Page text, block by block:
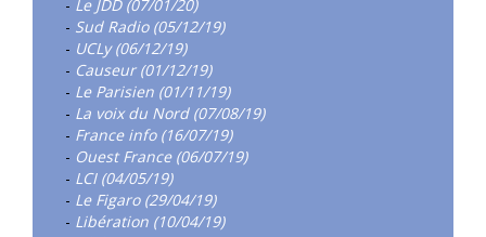
- Le JDD (07/01/20)
- Sud Radio (05/12/19)
- UCLy (06/12/19)
- Causeur (01/12/19)
- Le Parisien (01/11/19)
- La voix du Nord (07/08/19)
- France info (16/07/19)
- Ouest France (06/07/19)
- LCI (04/05/19)
- Le Figaro (29/04/19)
- Libération (10/04/19)